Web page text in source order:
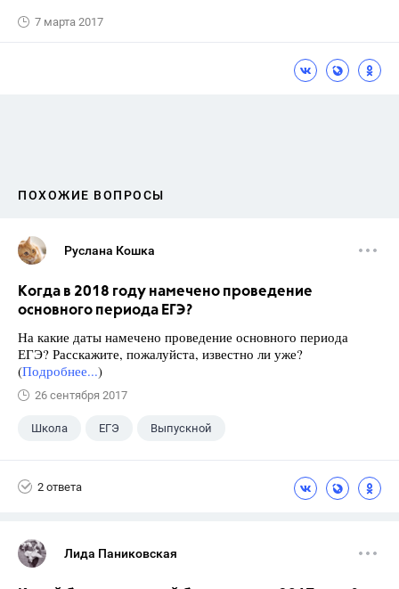
7 марта 2017
ПОХОЖИЕ ВОПРОСЫ
Руслана Кошка
Когда в 2018 году намечено проведение
основного периода ЕГЭ?
На какие даты намечено проведение основного периода
ЕГЭ? Расскажите, пожалуйста, известно ли уже?
(Подробнее...)
26 сентября 2017
Школа ЕГЭ Выпускной
2 ответа
Лида Паниковская